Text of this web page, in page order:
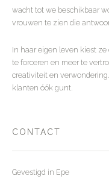
wacht tot we beschikbaar
vrouwen te zien die
In haar eigen leven kiest ze
te forceren en meer te
creativiteit en
klanten óók gunt.
CONTACT
Gevestigd in Epe